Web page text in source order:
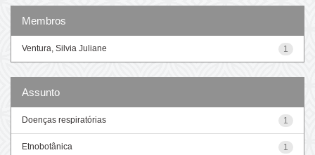
Membros
1
Ventura, Silvia Juliane
Assunto
1
Doenças respiratórias
1
Etnobotânica